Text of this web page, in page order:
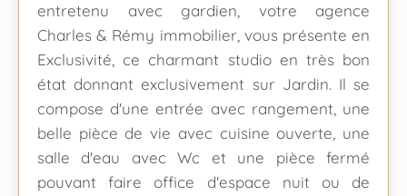
entretenu avec gardien, votre agence
Charles & Rémy immobilier, vous présente en
Exclusivité, ce charmant studio en très bon
état donnant exclusivement sur Jardin. Il se
compose d'une entrée avec rangement, une
belle pièce de vie avec cuisine ouverte, une
salle d'eau avec Wc et une pièce fermé
pouvant faire office d'espace nuit ou de